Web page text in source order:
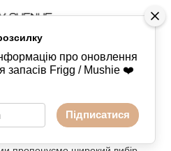
про оновлення
запасів Frigg / Mushie ❤️
Підписатися
пустушку?
пустушку?
правильної пустушки для
поняття, як універсальне